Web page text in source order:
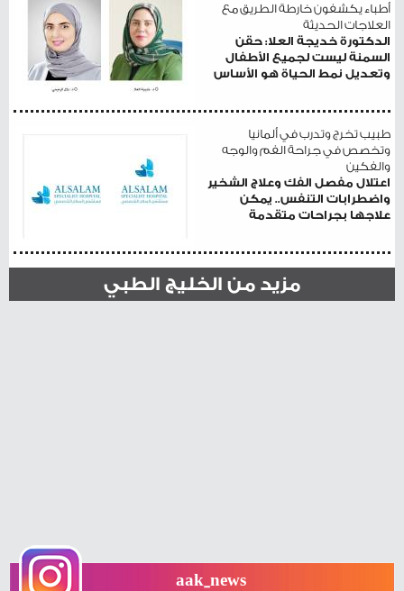
أطباء يكشفون خارطة الطريق مع
العلاجات الحديثة
الدكتورة خديجة العلا: حقن
السمنة ليست لجميع الأطفال
وتعديل نمط الحياة هو الأساس
طبيب تخرج وتدرب في ألمانيا
وتخصص في جراحة الفم والوجه
والفكين
اعتلال مفصل الفك وعلاج الشخير
واضطرابات التنفس.. يمكن
علاجها بجراحات متقدمة
مزيد من الخليج الطبي
aak_news